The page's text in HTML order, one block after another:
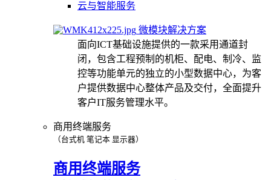
云与智能服务
微模块解决方案
面向ICT基础设施提供的一款采用通道封
闭，包含工程预制的机柜、配电、制冷、监
控等功能单元的独立的小型数据中心，为客
户提供数据中心整体产品及交付，全面提升
客户IT服务管理水平。
商用终端服务
（台式机 笔记本 显示器）
商用终端服务